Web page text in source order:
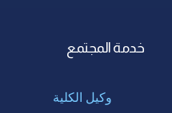
خدمة المجتمع
وكيل الكلية